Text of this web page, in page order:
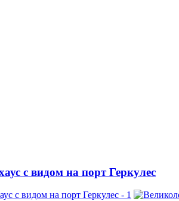
с видом на порт Геркулес